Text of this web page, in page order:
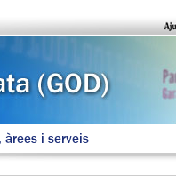
àrees i serveis